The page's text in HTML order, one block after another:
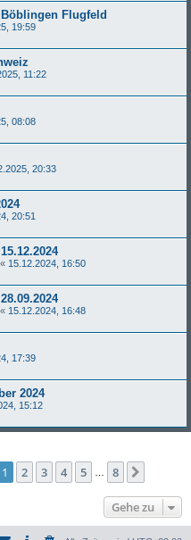
Böblingen Flugfeld
19:59
11:22
08:08
20:33
20:51
« 15.12.2024, 16:50
« 15.12.2024, 16:48
17:39
2024
15:12
1von
1 2 3 4 5 8
Gehe zu